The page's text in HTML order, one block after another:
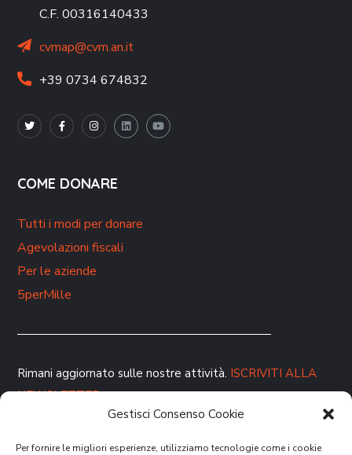
Gestisci Consenso Cookie
Per fornire le migliori esperienze, utilizziamo tecnologie come i cookie
C.F. 00316140433
cvmap@cvm.an.it
+39 0734 674832
COME DONARE
Tutti i modi per donare
Agevolazioni fiscali
Per le aziende
5perMille
Rimani aggiornato sulle nostre attività. ISCRIVITI ALLA
NEWSLETTER